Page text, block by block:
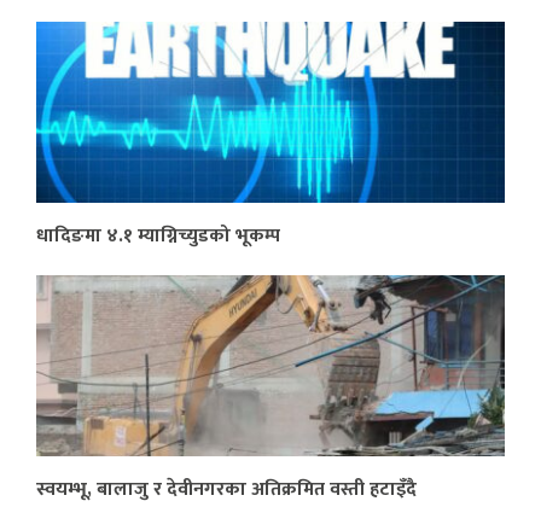
धादिङमा ४.१ म्याग्निच्युडको भूकम्प
स्वयम्भू, बालाजु र देवीनगरका अतिक्रमित वस्ती हटाइँदै